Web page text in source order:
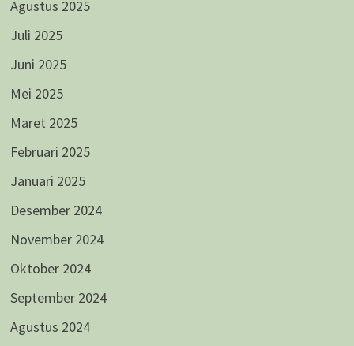
Agustus 2025
Juli 2025
Juni 2025
Mei 2025
Maret 2025
Februari 2025
Januari 2025
Desember 2024
November 2024
Oktober 2024
September 2024
Agustus 2024